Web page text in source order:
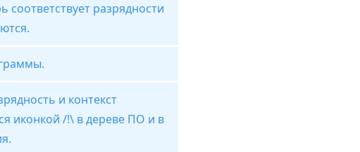
соответствует разрядности
и контекст
иконкой /!\ в дереве ПО и в